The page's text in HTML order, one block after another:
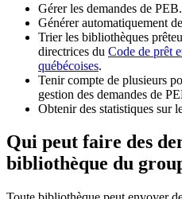
Gérer les demandes de PEB.
Générer automatiquement
Trier les bibliothèques
directrices du Code de prêt
québécoises.
Tenir compte de plusieurs
gestion des demandes de
Obtenir des statistiques sur
Qui peut faire des
bibliothèque du